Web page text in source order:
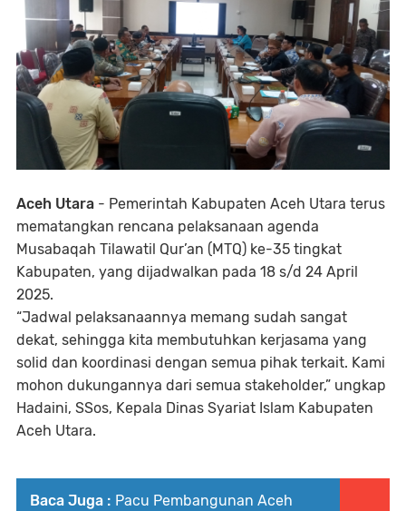
Aceh Utara - Pemerintah Kabupaten Aceh Utara terus
mematangkan rencana pelaksanaan agenda
Musabaqah Tilawatil Qur’an (MTQ) ke-35 tingkat
Kabupaten, yang dijadwalkan pada 18 s/d 24 April
2025.
“Jadwal pelaksanaannya memang sudah sangat
dekat, sehingga kita membutuhkan kerjasama yang
solid dan koordinasi dengan semua pihak terkait. Kami
mohon dukungannya dari semua stakeholder,” ungkap
Hadaini, SSos, Kepala Dinas Syariat Islam Kabupaten
Aceh Utara.
Baca Juga : Pacu Pembangunan Aceh